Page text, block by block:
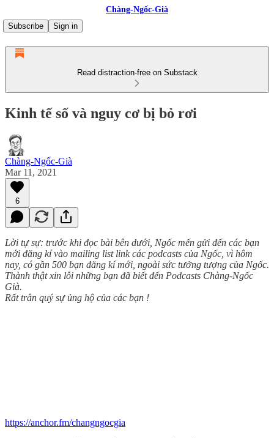
Chàng-Ngốc-Già
Subscribe
Sign in
Read distraction-free on Substack
Kinh tế số và nguy cơ bị bỏ rơi
Chàng-Ngốc-Già
Mar 11, 2021
6
Lời tự sự: trước khi đọc bài bên dưới, Ngốc mến gửi đến các bạn
mới đăng kí vào mailing list link các podcasts của Ngốc, vì hôm
nay, có gần 500 bạn đăng kí mới, ngoài sức tưởng tượng của Ngốc.
Thành thật xin lỗi những bạn đã biết đến Podcasts Chàng-Ngốc
Già.
Rất trân quý sự ủng hộ của các bạn !
https://anchor.fm/changngocgia